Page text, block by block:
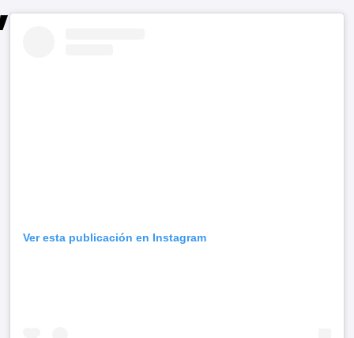
Ver esta publicación en Instagram